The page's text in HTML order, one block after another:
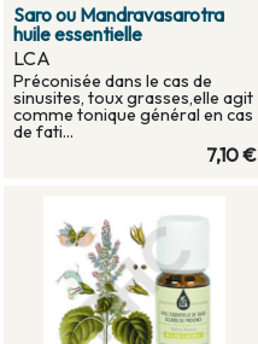
Saro ou Mandravasarotra
huile essentielle
LCA
Préconisée dans le cas de
sinusites, toux grasses,elle agit
comme tonique général en cas
de fati...
7,10 €